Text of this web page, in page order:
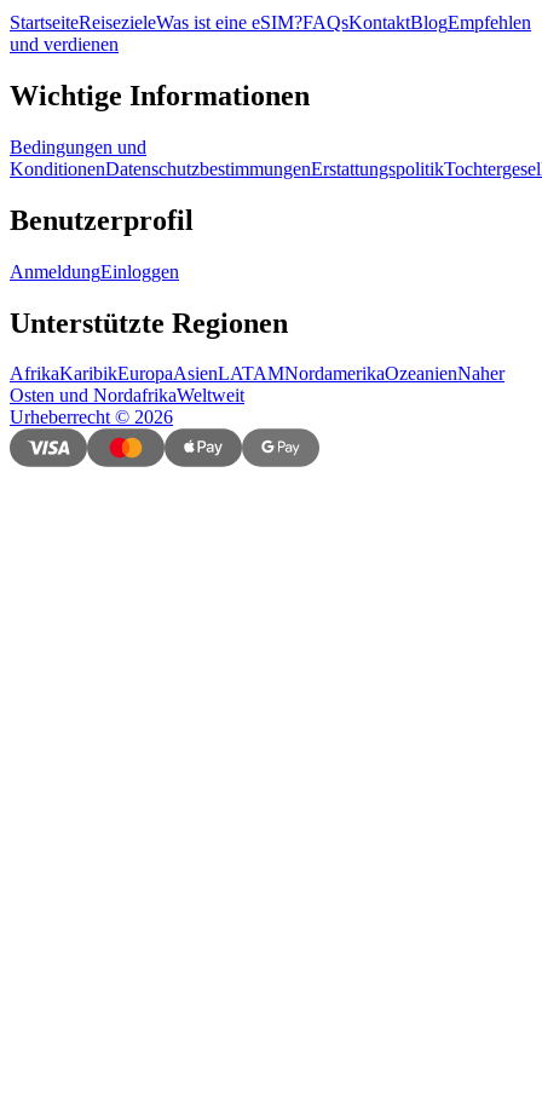
StartseiteReisezieleWas ist eine eSIM?FAQsKontaktBlogEmpfehlen
und verdienen
Wichtige Informationen
Bedingungen und
KonditionenDatenschutzbestimmungenErstattungspolitik
Benutzerprofil
AnmeldungEinloggen
Unterstützte Regionen
AfrikaKaribikEuropaAsienLATAMNordamerikaOzeanienNaher
Osten und NordafrikaWeltweit
Urheberrecht© 2026